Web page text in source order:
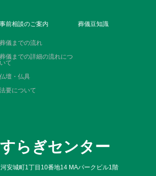
事前相談のご案内
葬儀までの流れ
葬儀までの詳細の流れにつ
いて
仏壇・仏具
法要について
葬儀豆知識
らぎセンター
安城町1丁目10番地14 MAパークビル1階